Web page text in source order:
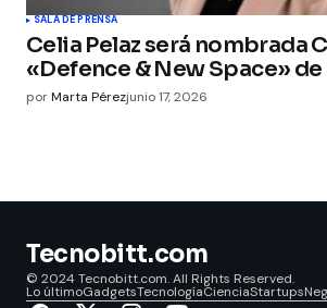
SALA DE PRENSA
Celia Pelaz será nombrada
«Defence & New Space»
porMarta Pérezjunio 17, 2026
Tecnobitt.com
© 2024 Tecnobitt.com. All Rights Reserved.
Lo últimoGadgetsTecnologíaCienciaStartups